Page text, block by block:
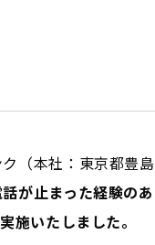
（本社：東京都豊島
が止まった経験のあ
施いたしました。